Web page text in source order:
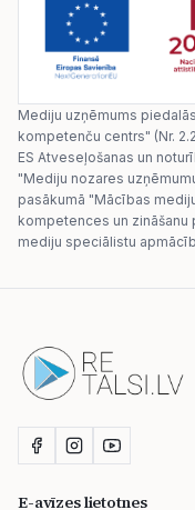
Mediju uzņēmums
kompetenču centrs" (Nr.
ES Atveseļošanas un
"Mediju nozares
pasākumā "Mācības
kompetences un zināšanu
mediju speciālistu
E-avīzes lietotnes